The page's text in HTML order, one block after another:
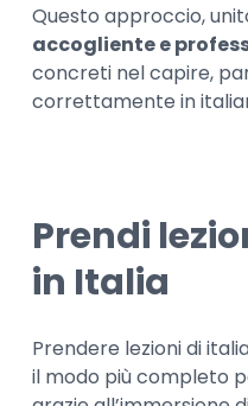
Questo approccio,
accogliente e
concreti nel capire,
correttamente in
Prendi
in Italia
Prendere lezioni di
il modo più completo